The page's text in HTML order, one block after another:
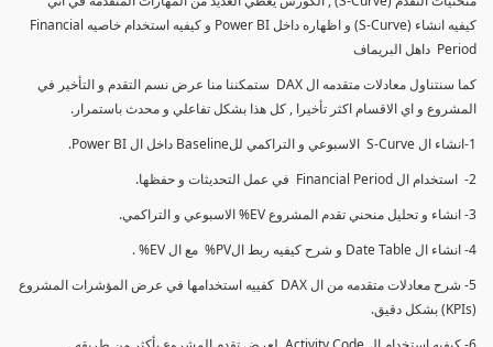
كيفيه انشاء (S-Curve) و اظهاره داخل Power BI و كيفيه استخدام خاصيه Financial
Period داهل البريماف
كما سنتناول معادلات متقدمه ال DAX ستمكننا منا عرض نسم التقدم و التأخير في
المشروع و اي الاقسام اكثر تأخيرا , كل هذا بشكل تفاعلي و محدث باستمرار.
1-انشاء ال S-Curve الاسبوعي و التراكمي للBaseline داخل ال Power BI.
2- استخدام ال Financial Period في عمل التحديثات و حفظها.
3- انشاء و تحليل منحني تقدم المشروع EV% الاسبوعي و التراكمي.
4- انشاء ال Date Table و شرح كيفيه ربط الPV% مع ال EV% .
5- شرح معادلات متقدمه من ال DAX كفييه استخدامها في عرض المؤشرات المشروع
(KPIs) بشكل دقيق.